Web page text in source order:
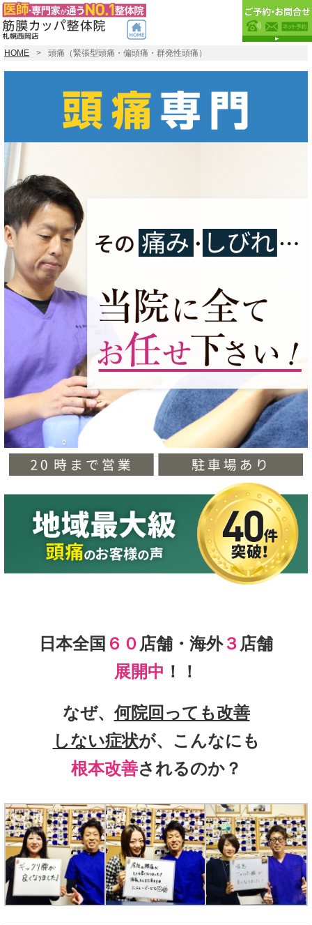
HOME 頭痛（緊張型頭痛・偏頭痛・群発性頭痛）
日本全国 ６０ 店舗・海外３ 店舗
展開中 ！！
なぜ、何院回っても改善
しない症状が、こんなにも
根本改善されるのか？